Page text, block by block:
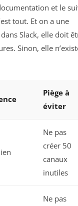
et le
tout. Et on a une
Slack, elle doit
Sinon, elle
Piège à
éviter
Ne pas
créer 50
canaux
inutiles
Ne pas